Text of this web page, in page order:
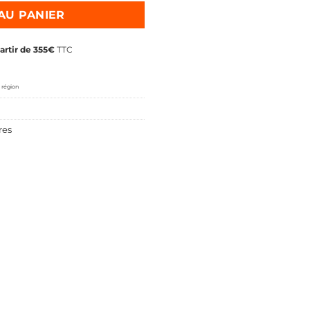
PANIER
de 355€ TTC
région